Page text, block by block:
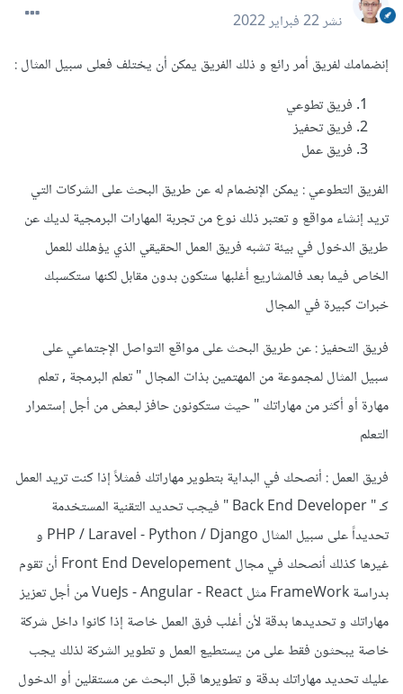
نشر22 فبراير 2022
إنضمامك لفريق أمر رائع و ذلك الفريق يمكن أن يختلف فعلى سبيل المثال :
فريق تطوعي
فريق تحفيز
فريق عمل
الفريق التطوعي : يمكن الإنضمام له عن طريق البحث على الشركات التي
تريد إنشاء مواقع و تعتبر ذلك نوع من تجربة المهارات البرمجية لديك عن
طريق الدخول في بيئة تشبه فريق العمل الحقيقي الذي يؤهلك للعمل
الخاص فيما بعد فالمشاريع أغلبها ستكون بدون مقابل لكنها ستكسبك
خبرات كبيرة في المجال
فريق التحفيز : عن طريق البحث على مواقع التواصل الإجتماعي على
سبيل المثال لمجموعة من المهتمين بذات المجال " تعلم البرمجة , تعلم
مهارة أو أكثر من مهاراتك " حيث ستكونون حافز لبعض من أجل إستمرار
التعلم
فريق العمل : أنصحك في البداية بتطوير مهاراتك فمثلاً إذا كنت تريد العمل
كـ " Back End Developer " فيجب تحديد التقنية المستخدمة
تحديداً على سبيل المثال PHP / Laravel - Python / Django و
غيرها كذلك أنصحك في مجال Front End Developement أن تقوم
بدراسة FrameWork مثل VueJs - Angular - React من أجل تعزيز
مهاراتك و تحديدها بدقة لأن أغلب فرق العمل خاصة إذا كانوا داخل شركة
خاصة يبحثون فقط على من يستطيع العمل و تطوير الشركة لذلك يجب
عليك تحديد مهاراتك بدقة و تطويرها قبل البحث عن مستقلين أو الدخول